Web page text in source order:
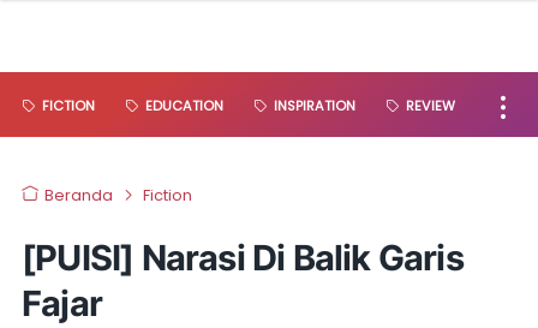
FICTION EDUCATION INSPIRATION REVIEW
Beranda Fiction
[PUISI] Narasi Di Balik Garis
Fajar